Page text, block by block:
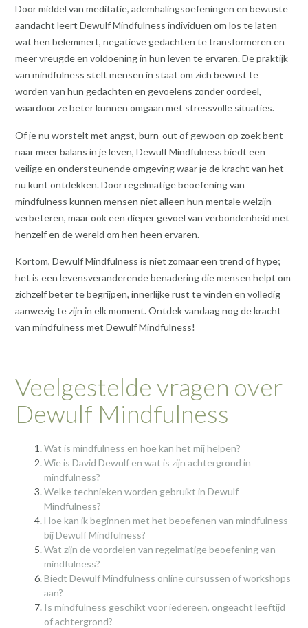
Door middel van meditatie, ademhalingsoefeningen en bewuste
aandacht leert Dewulf Mindfulness individuen om los te laten
wat hen belemmert, negatieve gedachten te transformeren en
meer vreugde en voldoening in hun leven te ervaren. De praktijk
van mindfulness stelt mensen in staat om zich bewust te
worden van hun gedachten en gevoelens zonder oordeel,
waardoor ze beter kunnen omgaan met stressvolle situaties.
Of je nu worstelt met angst, burn-out of gewoon op zoek bent
naar meer balans in je leven, Dewulf Mindfulness biedt een
veilige en ondersteunende omgeving waar je de kracht van het
nu kunt ontdekken. Door regelmatige beoefening van
mindfulness kunnen mensen niet alleen hun mentale welzijn
verbeteren, maar ook een dieper gevoel van verbondenheid met
henzelf en de wereld om hen heen ervaren.
Kortom, Dewulf Mindfulness is niet zomaar een trend of hype;
het is een levensveranderende benadering die mensen helpt om
zichzelf beter te begrijpen, innerlijke rust te vinden en volledig
aanwezig te zijn in elk moment. Ontdek vandaag nog de kracht
van mindfulness met Dewulf Mindfulness!
Veelgestelde vragen over
Dewulf Mindfulness
Wat is mindfulness en hoe kan het mij helpen?
Wie is David Dewulf en wat is zijn achtergrond in
mindfulness?
Welke technieken worden gebruikt in Dewulf
Mindfulness?
Hoe kan ik beginnen met het beoefenen van mindfulness
bij Dewulf Mindfulness?
Wat zijn de voordelen van regelmatige beoefening van
mindfulness?
Biedt Dewulf Mindfulness online cursussen of workshops
aan?
Is mindfulness geschikt voor iedereen, ongeacht leeftijd
of achtergrond?